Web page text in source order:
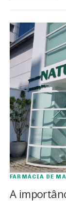
FARMÁCIA DE
A